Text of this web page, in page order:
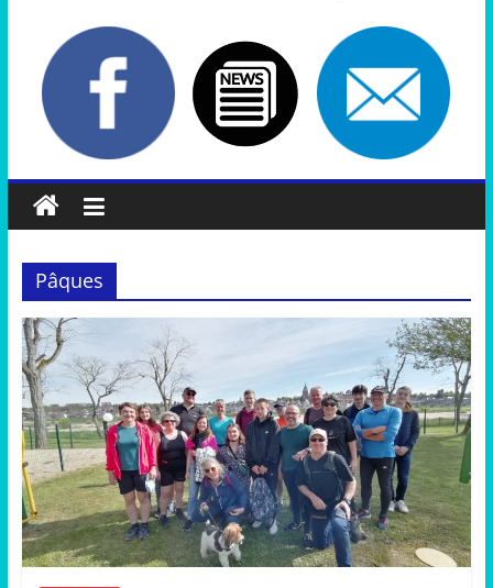
Pâques